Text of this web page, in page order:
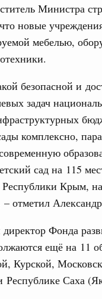
Министра
новые
мебелью,
безопасной и
задач
комплексно,
сад на 115
Крым,
– отметил
директор Фонда
ещё на 11
Курской,
Республике Саха
по
индустрия
и массовый
Некоммерческие
Благотворительность
Татьяна Голикова
«Волонтёры-
пятница